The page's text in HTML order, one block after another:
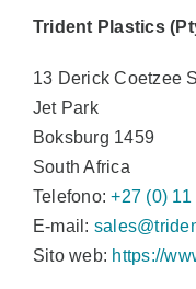
Trident Plastics
13 Derick Coetzee
Jet Park
Boksburg 1459
South Africa
Telefono:+27 (0)
E-mail:
Sito web: https://